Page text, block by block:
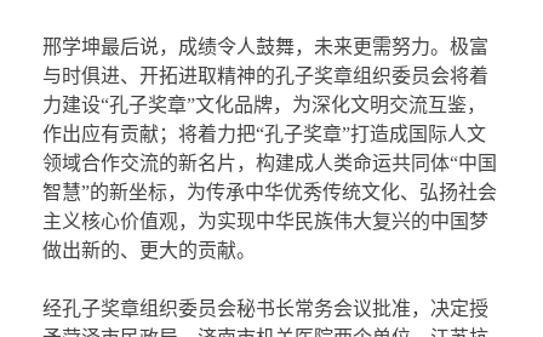
邢学坤最后说，成绩令人鼓舞，未来更需努力。极富
与时俱进、开拓进取精神的孔子奖章组织委员会将着
力建设“孔子奖章”文化品牌，为深化文明交流互鉴，
作出应有贡献；将着力把“孔子奖章”打造成国际人文
领域合作交流的新名片，构建成人类命运共同体“中国
智慧”的新坐标，为传承中华优秀传统文化、弘扬社会
主义核心价值观，为实现中华民族伟大复兴的中国梦
做出新的、更大的贡献。
经孔子奖章组织委员会秘书长常务会议批准，决定授